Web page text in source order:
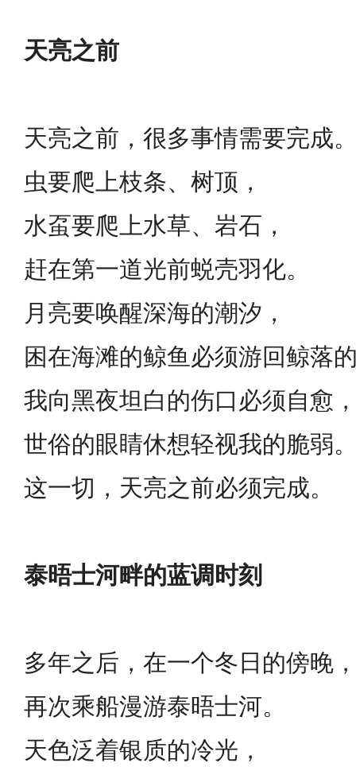
天亮之前
天亮之前，很多事情需要完成
虫要爬上枝条、树顶，
水虿要爬上水草、岩石，
赶在第一道光前蜕壳羽化。
月亮要唤醒深海的潮汐，
困在海滩的鲸鱼必须游回鲸落
我向黑夜坦白的伤口必须自愈
世俗的眼睛休想轻视我的脆弱
这一切，天亮之前必须完成。
泰晤士河畔的蓝调时刻
多年之后，在一个冬日的傍晚
再次乘船漫游泰晤士河。
天色泛着银质的冷光，